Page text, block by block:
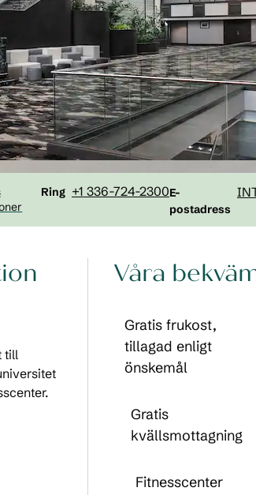
Ring
Ring +1 336-724-2300E-
postadress
Email
till
Våra
Gratis frukost,
tillagad enligt
önskemål
Gratis
kvällsmottagning
Fitnesscenter